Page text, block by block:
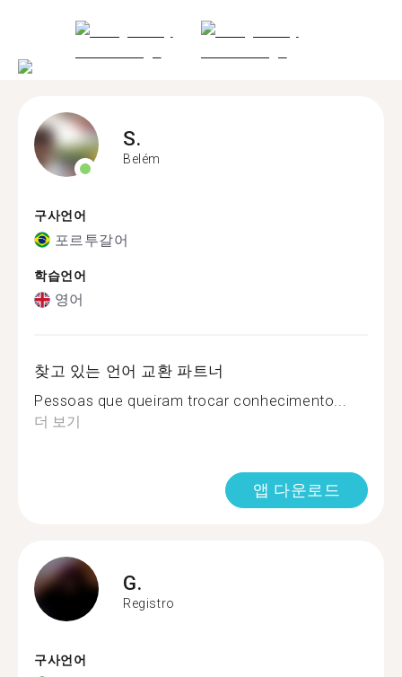
S.
Belém
구사언어
포르투갈어
학습언어
영어
찾고 있는 언어 교환 파트너
Pessoas que queiram trocar conhecimento...
더 보기
앱 다운로드
G.
Registro
구사언어